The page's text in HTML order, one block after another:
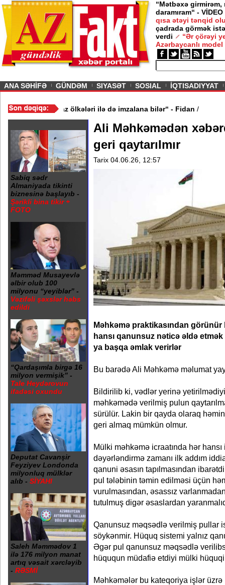
“Mətbəxə girmirəm,
daramıram“ - VİDEO
qısa ətəyi tənqid
çadrada görmək
verdi
“Ər çörəyi
Azərbaycanlı model
ANA SƏHİFƏ GÜNDƏM SIYASƏT SOSIAL İQTISADIYYAT
oxşar anlaşma Qafqaz ölkələri ilə də imzalana bilər“ - Fidan
Sabiq sədr
Almaniyada tikinti
biznesinə başlayıb -
Şərikli bina tikir +
FOTO
Məmməd Musayevlə
əlbir olub 100
milyonu “yeyiblər” -
Vəzifəli şəxslər həbs
edildi
“Qardaşımla birgə 16
milyon vermişik” -
Tale Heydərovun
ifadəsi oxundu
Deputat Cavanşir
Feyziyev Londonda
milyonluq mülklər
alıb - SİYAHI
Saleh Məmmədov 1
ilə 176 milyon manat
artıq vəsait xərcləyib
- RƏSMİ
Ali Məhkəmədən
geri qaytarılmır
Tarix 04.06.26, 12:57
Məhkəmə praktikasından
hansı qanunsuz nəticə əldə
ya başqa əmlak verirlər
Bu barədə Ali Məhkəmə məlumat
Bildirilib ki, vədlər yerinə
məhkəmədə verilmiş pulun
sürülür. Lakin bir qayda olaraq
geri almaq mümkün olmur.
Mülki məhkəmə icraatında hər
dəyərləndirmə zamanı ilk addım
qanuni əsasın tapılmasından
pul tələbinin təmin edilməsi üçün
vurulmasından, əsassız
tutulmuş digər əsaslardan
Qanunsuz məqsədlə verilmiş pullar
söykənmir. Hüquq sistemi yalnız
Əgər pul qanunsuz məqsədlə
hüququn müdafiə etdiyi mülki hüquqi
Məhkəmələr bu kateqoriya işlər